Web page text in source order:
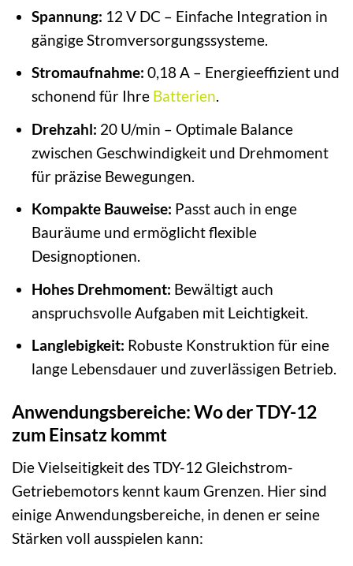
Spannung: 12 V DC – Einfache Integration in
gängige Stromversorgungssysteme.
Stromaufnahme: 0,18 A – Energieeffizient und
schonend für Ihre Batterien.
Drehzahl: 20 U/min – Optimale Balance
zwischen Geschwindigkeit und Drehmoment
für präzise Bewegungen.
Kompakte Bauweise: Passt auch in enge
Bauräume und ermöglicht flexible
Designoptionen.
Hohes Drehmoment: Bewältigt auch
anspruchsvolle Aufgaben mit Leichtigkeit.
Langlebigkeit: Robuste Konstruktion für eine
lange Lebensdauer und zuverlässigen Betrieb.
Anwendungsbereiche: Wo der TDY-12
zum Einsatz kommt
Die Vielseitigkeit des TDY-12 Gleichstrom-
Getriebemotors kennt kaum Grenzen. Hier sind
einige Anwendungsbereiche, in denen er seine
Stärken voll ausspielen kann: